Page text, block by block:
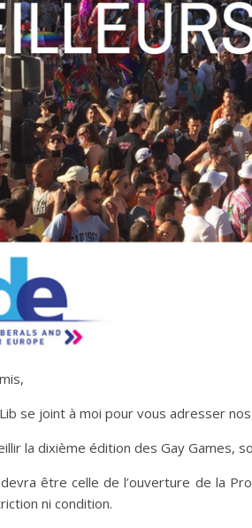
se joint à moi pour vous adresser
la dixième édition des Gay Games,
être celle de l’ouverture de la
ni condition.